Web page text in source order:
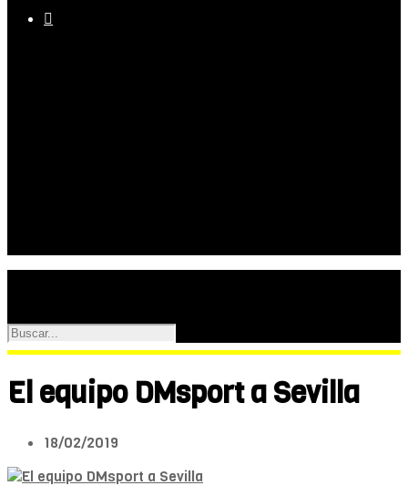

El equipo DMsport a Sevilla
18/02/2019